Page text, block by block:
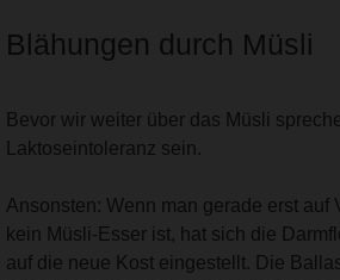
Blähungen durch Müsli
Bevor wir weiter über das Müsli
Laktoseintoleranz sein.
Ansonsten: Wenn man gerade erst auf
kein Müsli-Esser ist, hat sich die
auf die neue Kost eingestellt. Die